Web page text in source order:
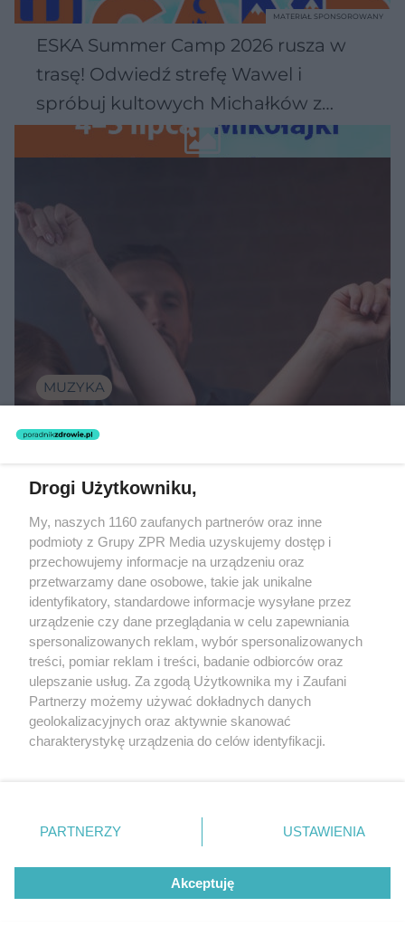
ESKA Summer Camp 2026 rusza w
trasę! Odwiedź strefę Wawel i
spróbuj kultowych Michałków z
Wawelu
MATERIAŁ SPONSOROWANY
MUZYKA
"ESKA Hity na Czasie" – playlista,
Daleko do pięciu porcji dziennie.
Badanie pokazuje, jak Polacy
naprawdę jedzą warzywa i owoce
Drogi Użytkowniku,
My, naszych 1160 zaufanych partnerów oraz inne
podmioty z Grupy ZPR Media uzyskujemy dostęp i
przechowujemy informacje na urządzeniu oraz
przetwarzamy dane osobowe, takie jak unikalne
identyfikatory, standardowe informacje wysyłane przez
urządzenie czy dane przeglądania w celu zapewniania
spersonalizowanych reklam, wybór spersonalizowanych
treści, pomiar reklam i treści, badanie odbiorców oraz
ulepszanie usług. Za zgodą Użytkownika my i Zaufani
Partnerzy możemy używać dokładnych danych
geolokalizacyjnych oraz aktywnie skanować
charakterystykę urządzenia do celów identyfikacji.
zmienić/wycofać klikając przycisk ustawień prywatności
znajdujący się w lewym dolnym rogu strony
rodzaje przetwarzania danych nie wymagają zgody
użytkownika, ale masz prawo sprzeciwić się takiemu
przetwarzaniu. Preferencje będą miały zastosowanie tylko
PARTNERZY USTAWIENIA
Akceptuję